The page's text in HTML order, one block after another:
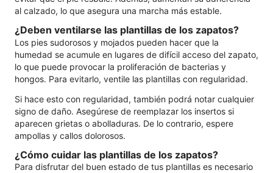
al calzado, lo que asegura una marcha más estable.
¿Deben ventilarse las plantillas de los zapatos?
Los pies sudorosos y mojados pueden hacer que la
humedad se acumule en lugares de difícil acceso del zapato,
lo que puede provocar la proliferación de bacterias y
hongos. Para evitarlo, ventile las plantillas con regularidad.
Si hace esto con regularidad, también podrá notar cualquier
signo de daño. Asegúrese de reemplazar los insertos si
aparecen grietas o abolladuras. De lo contrario, espere
ampollas y callos dolorosos.
¿Cómo cuidar las plantillas de los zapatos?
Para disfrutar del buen estado de tus plantillas es necesario